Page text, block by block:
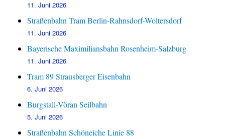
11. Juni 2026
Straßenbahn Tram Berlin-Rahnsdorf-Woltersdorf
11. Juni 2026
Bayerische Maximiliansbahn Rosenheim-Salzburg
11. Juni 2026
Tram 89 Strausberger Eisenbahn
6. Juni 2026
Burgstall-Vöran Seilbahn
5. Juni 2026
Straßenbahn Schöneiche Linie 88